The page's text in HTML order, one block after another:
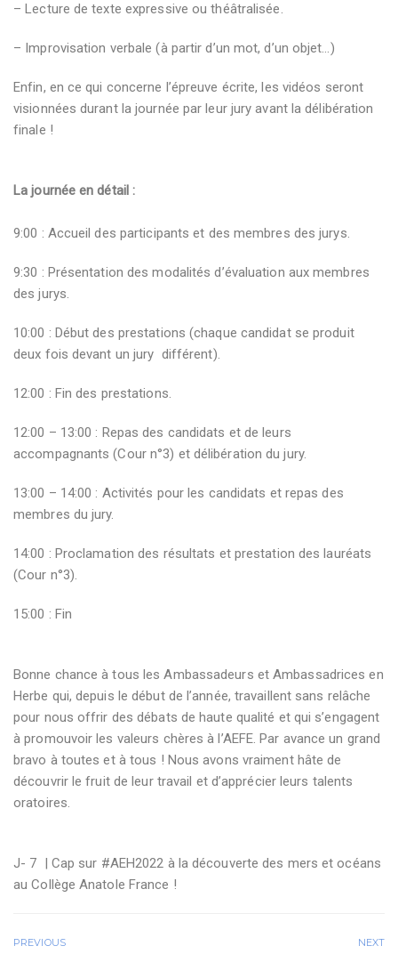
– Lecture de texte expressive ou théâtralisée.
– Improvisation verbale (à partir d’un mot, d’un objet…)
Enfin, en ce qui concerne l’épreuve écrite, les vidéos seront
visionnées durant la journée par leur jury avant la délibération
finale !
La journée en détail :
9:00 : Accueil des participants et des membres des jurys.
9:30 : Présentation des modalités d’évaluation aux membres
des jurys.
10:00 : Début des prestations (chaque candidat se produit
deux fois devant un jury différent).
12:00 : Fin des prestations.
12:00 – 13:00 : Repas des candidats et de leurs
accompagnants (Cour n°3) et délibération du jury.
13:00 – 14:00 : Activités pour les candidats et repas des
membres du jury.
14:00 : Proclamation des résultats et prestation des lauréats
(Cour n°3).
15:00 : Fin
Bonne chance à tous les Ambassadeurs et Ambassadrices en
Herbe qui, depuis le début de l’année, travaillent sans relâche
pour nous offrir des débats de haute qualité et qui s’engagent
à promouvoir les valeurs chères à l’AEFE. Par avance un grand
bravo à toutes et à tous ! Nous avons vraiment hâte de
découvrir le fruit de leur travail et d’apprécier leurs talents
oratoires.
J- 7 | Cap sur #AEH2022 à la découverte des mers et océans
au Collège Anatole France !
PREVIOUS NEXT